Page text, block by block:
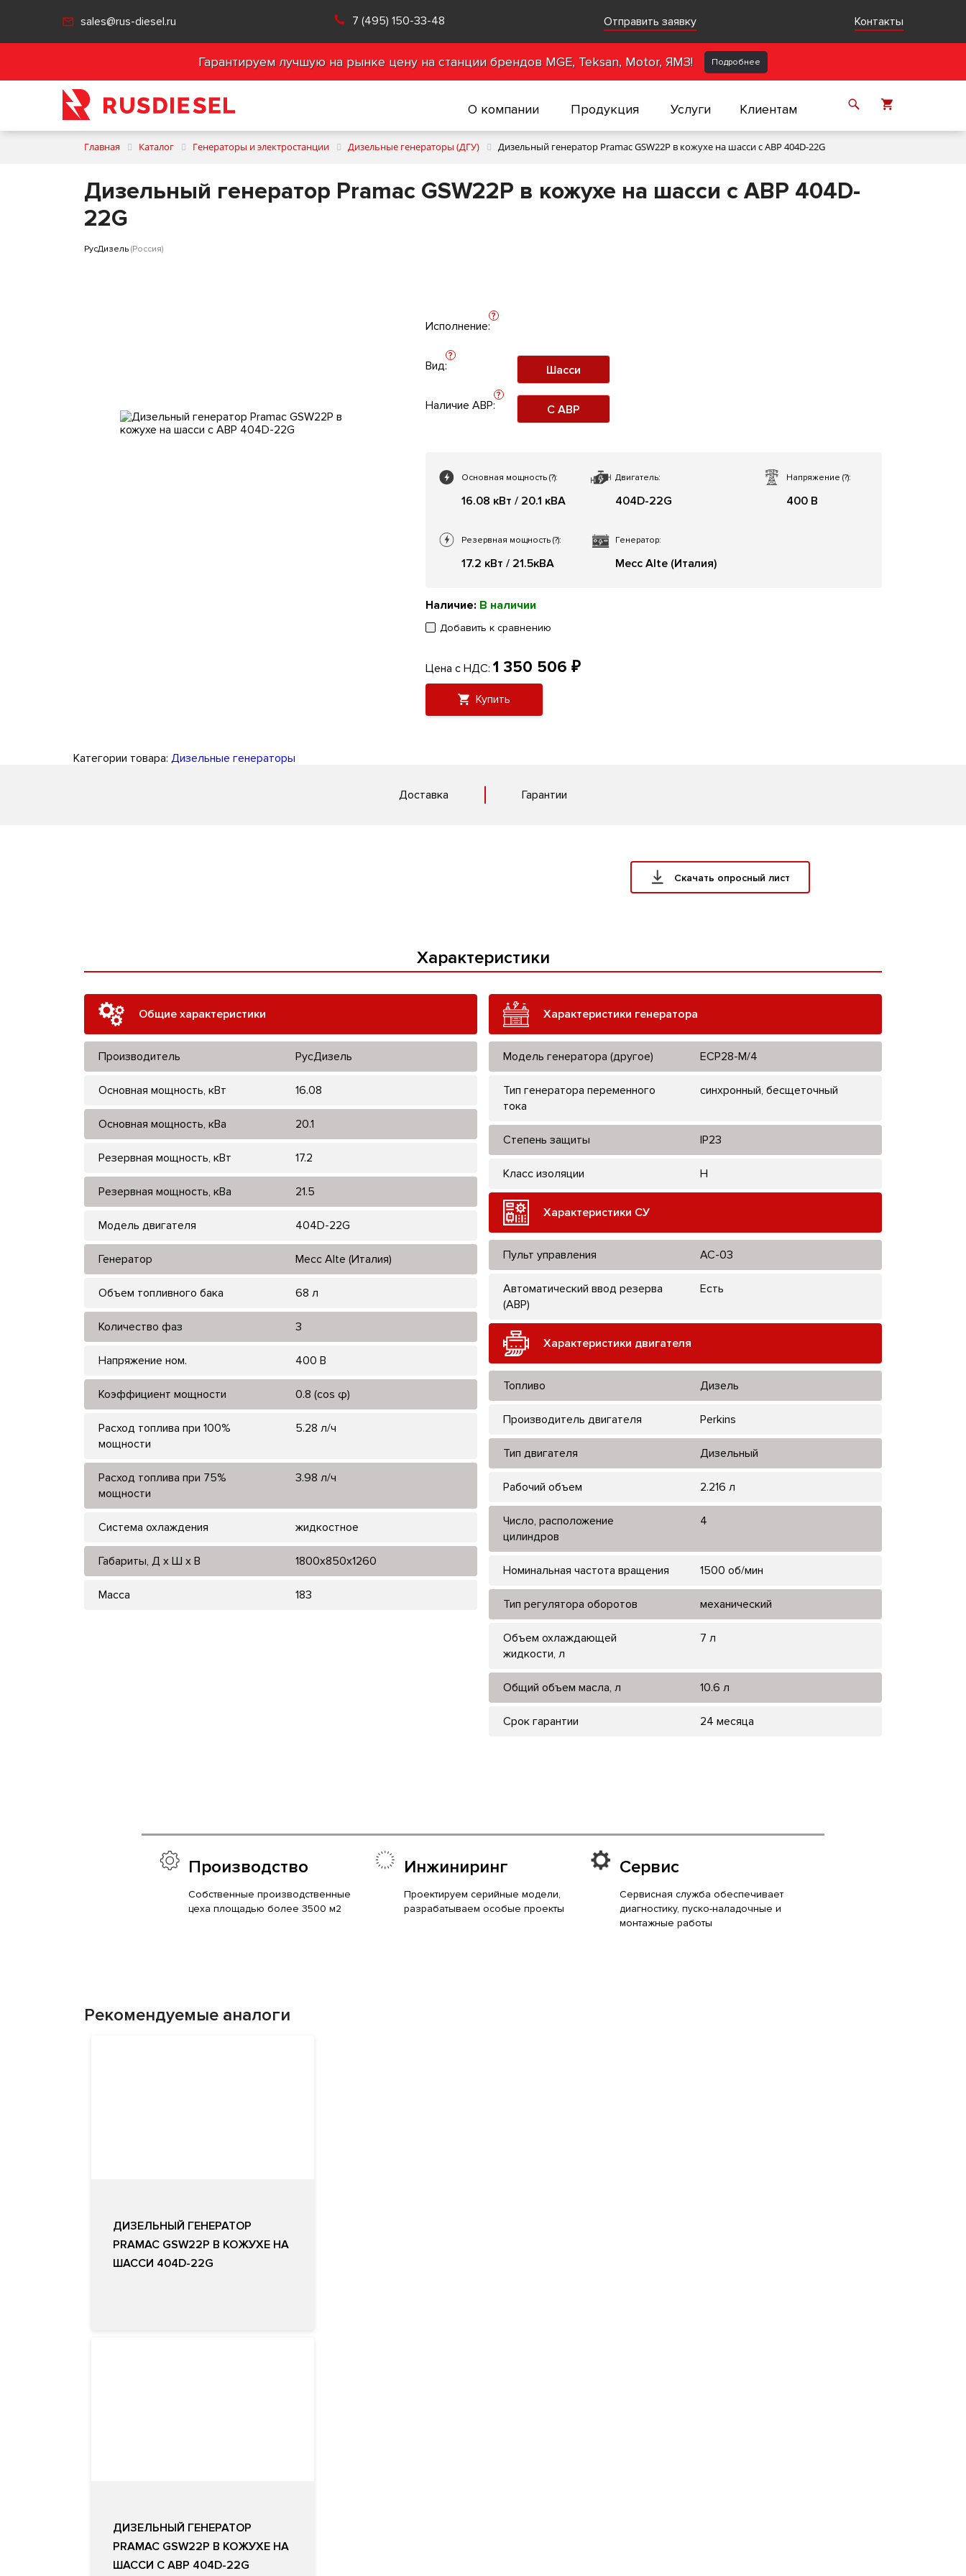
sales@rus-diesel.ru 7 (495) 150-33-48 Отправить заявку Контакты
Гарантируем лучшую на рынке цену на станции брендов MGE, Teksan, Motor, ЯМЗ! Подробнее
О компании Продукция Услуги Клиентам
Главная Каталог Генераторы и электростанции Дизельные генераторы (ДГУ) Дизельный генератор Pramac GSW22P в кожухе на шасси с АВР 404D-22G
Дизельный генератор Pramac GSW22P в кожухе на шасси с АВР 404D-
22G
РусДизель (Россия)
Исполнение:
?
Вид:
?
Шасси
Наличие АВР:
?
С АВР
Основная мощность (?):
16.08 кВт / 20.1 кВА
Двигатель:
404D-22G
Напряжение(?):
400 В
Резервная мощность (?):
17.2 кВт / 21.5кВА
Генератор:
Mecc Alte (Италия)
Наличие: В наличии
Добавить к сравнению
Цена с НДС: 1 350 506 ₽
Купить
Категории товара: Дизельные генераторы
Доставка Гарантии
Скачать опросный лист
Характеристики
Общие характеристики
Производитель РусДизель
Основная мощность, кВт 16.08
Основная мощность, кВа 20.1
Резервная мощность, кВт 17.2
Резервная мощность, кВа 21.5
Модель двигателя 404D-22G
Генератор Mecc Alte (Италия)
Объем топливного бака 68 л
Количество фаз 3
Напряжение ном. 400 В
Коэффициент мощности 0.8 (cos φ)
Расход топлива при 100%
мощности
5.28 л/ч
Расход топлива при 75%
мощности
3.98 л/ч
Система охлаждения жидкостное
Габариты, Д x Ш x В 1800x850x1260
Масса 183
Характеристики генератора
Модель генератора (другое) ECP28-M/4
Тип генератора переменного
тока
синхронный, бесщеточный
Степень защиты IP23
Класс изоляции H
Характеристики СУ
Пульт управления AC-03
Автоматический ввод резерва
(АВР)
Есть
Характеристики двигателя
Топливо Дизель
Производитель двигателя Perkins
Тип двигателя Дизельный
Рабочий объем 2.216 л
Число, расположение
цилиндров
4
Номинальная частота вращения 1500 об/мин
Тип регулятора оборотов механический
Объем охлаждающей
жидкости, л
7 л
Общий объем масла, л 10.6 л
Срок гарантии 24 месяца
Производство
Собственные производственные
цеха площадью более 3500 м2
Инжиниринг
Проектируем серийные модели,
разрабатываем особые проекты
Сервис
Сервисная служба обеспечивает
диагностику, пуско-наладочные и
монтажные работы
Рекомендуемые аналоги
ДИЗЕЛЬНЫЙ ГЕНЕРАТОР
PRAMAC GSW22P В КОЖУХЕ НА
ШАССИ 404D-22G
ДИЗЕЛЬНЫЙ ГЕНЕРАТОР
PRAMAC GSW22P В КОЖУХЕ НА
ШАССИ С АВР 404D-22G